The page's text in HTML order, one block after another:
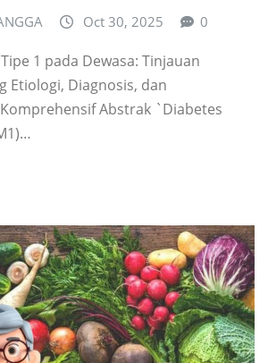
Oct 30, 2025 0
1 pada Dewasa: Tinjauan
Etiologi, Diagnosis, dan
Abstrak `Diabetes